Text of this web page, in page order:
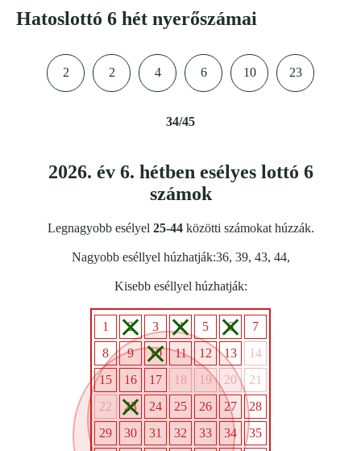
Hatoslottó 6 hét nyerőszámai
2 2 4 6 10 23
34/45
2026. év 6. hétben esélyes lottó 6
számok
Legnagyobb esélyel 25-44közötti számokat húzzák.
Nagyobb eséllyel húzhatják:36, 39, 43, 44,
Kisebb eséllyel húzhatják:
1 2 3 4 5 6
7
8
9 10 11 12 13
14
15
16 17 18 19 20
21
22
23 24 25 26 27
28
29
30 31 32 33 34
35